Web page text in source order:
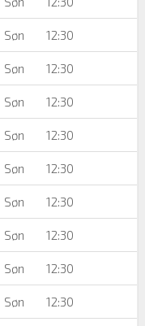
Søn 12:30
Søn 12:30
Søn 12:30
Søn 12:30
Søn 12:30
Søn 12:30
Søn 12:30
Søn 12:30
Søn 12:30